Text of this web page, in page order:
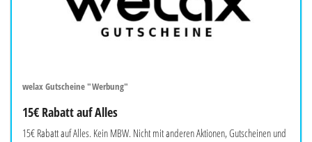
welax Gutscheine "Werbung"
15€ Rabatt auf Alles
15€ Rabatt auf Alles. Kein MBW. Nicht mit anderen Aktionen, Gutscheinen und